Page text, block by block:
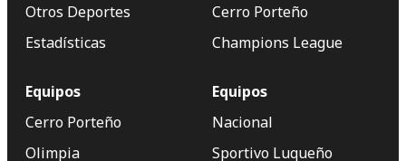
Otros Deportes
Estadísticas
Cerro Porteño
Champions League
Equipos
Cerro Porteño
Olimpia
Equipos
Nacional
Sportivo Luqueño